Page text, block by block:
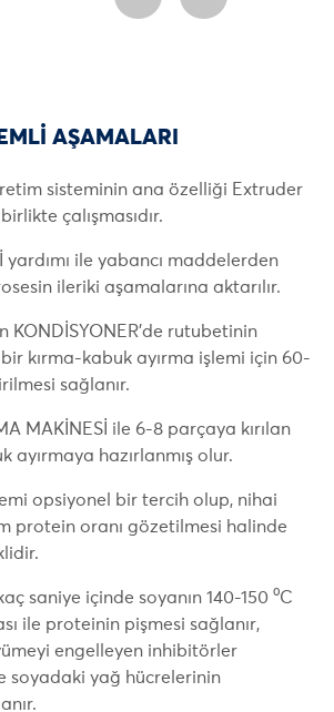
AŞAMALARI
sisteminin ana özelliği Extruder
çalışmasıdır.
yardımı ile yabancı maddelerden
ileriki aşamalarına aktarılır.
KONDİSYONER’de rutubetinin
kırma-kabuk ayırma işlemi için 60-
sağlanır.
MAKİNESİ ile 6-8 parçaya kırılan
ayırmaya hazırlanmış olur.
opsiyonel bir tercih olup, nihai
protein oranı gözetilmesi halinde
saniye içinde soyanın 140-150 ⁰C
ile proteinin pişmesi sağlanır,
engelleyen inhibitörler
soyadaki yağ hücrelerinin